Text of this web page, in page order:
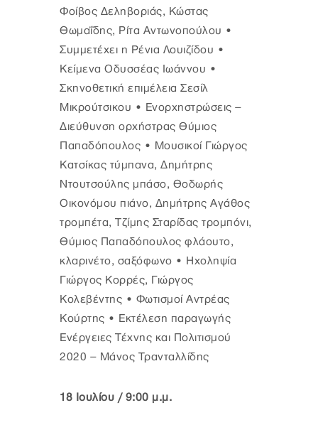
Φοίβος Δεληβοριάς, Κώστας
Θωμαΐδης, Ρίτα Αντωνοπούλου •
Συμμετέχει η Ρένια Λουιζίδου •
Κείμενα Οδυσσέας Ιωάννου •
Σκηνοθετική επιμέλεια Σεσίλ
Μικρούτσικου • Ενορχηστρώσεις –
Διεύθυνση ορχήστρας Θύμιος
Παπαδόπουλος • Μουσικοί Γιώργος
Κατσίκας τύμπανα, Δημήτρης
Ντουτσούλης μπάσο, Θοδωρής
Οικονόμου πιάνο, Δημήτρης Αγάθος
τρομπέτα, Τζίμης Σταρίδας τρομπόνι,
Θύμιος Παπαδόπουλος φλάουτο,
κλαρινέτο, σαξόφωνο • Ηχοληψία
Γιώργος Κορρές, Γιώργος
Κολεβέντης • Φωτισμοί Αντρέας
Κούρτης • Εκτέλεση παραγωγής
Ενέργειες Τέχνης και Πολιτισμού
2020 – Μάνος Τρανταλλίδης
18 Ιουλίου / 9:00 μ.μ.